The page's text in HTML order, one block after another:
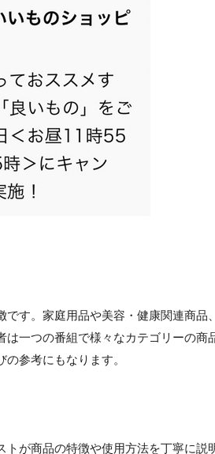
す。家庭用品や美容・健康関連商品
一つの番組で様々なカテゴリーの商
参考にもなります。
が商品の特徴や使用方法を丁寧に説